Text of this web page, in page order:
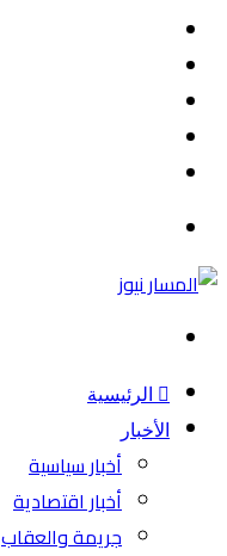
الرئيسية
الأخبار
أخبار سياسية
أخبار اقتصادية
جريمة والعقاب